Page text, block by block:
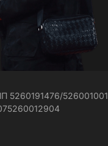
5260191476/526001001